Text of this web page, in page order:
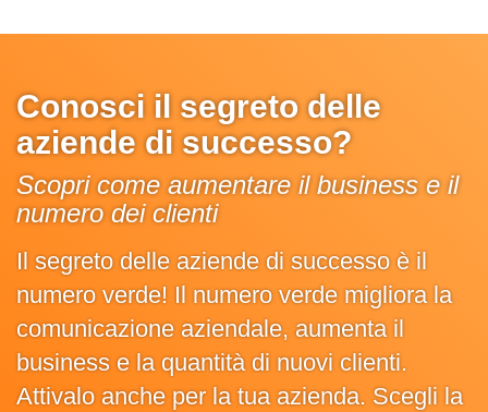
Conosci il segreto delle
aziende di successo?
Scopri come aumentare il business e il
numero dei clienti
Il segreto delle aziende di successo è il
numero verde! Il numero verde migliora la
comunicazione aziendale, aumenta il
business e la quantità di nuovi clienti.
Attivalo anche per la tua azienda. Scegli la